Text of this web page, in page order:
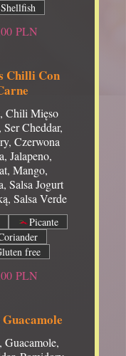
PLN
Shellfish
Chilli Con
Chili Mięso
Cheddar,
Czerwona
Jalapeno,
Mango,
Salsa Jogurt
Salsa Verde
PLN
Picante
free
Guacamole,